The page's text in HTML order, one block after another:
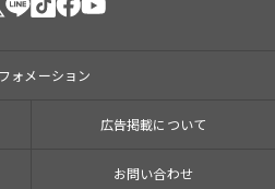
ォメーション
広告掲載について
お問い合わせ